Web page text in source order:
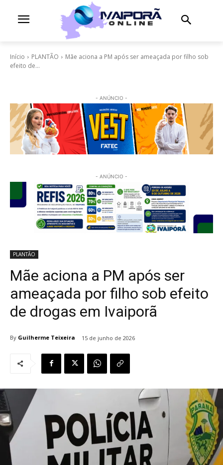
Início PLANTÃO
Mãe aciona a PM após ser ameaçada por filho sob
efeito de...
- ANÚNCIO -
- ANÚNCIO -
PLANTÃO
Mãe aciona a PM após ser
ameaçada por filho sob efeito
de drogas em Ivaiporã
By Guilherme Teixeira 15 de junho de 2026